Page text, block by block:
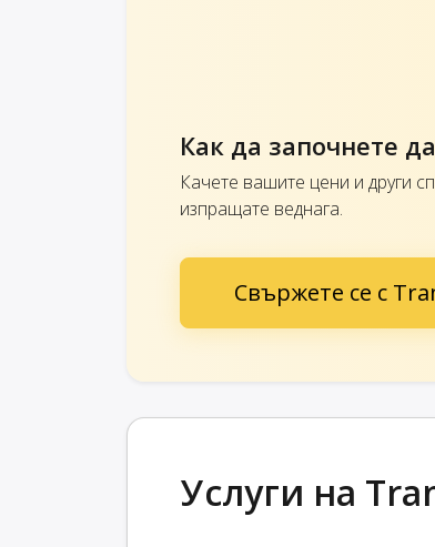
Как да започнете
Качете вашите цени и други
изпращате веднага.
Свържете се с
Услуги на